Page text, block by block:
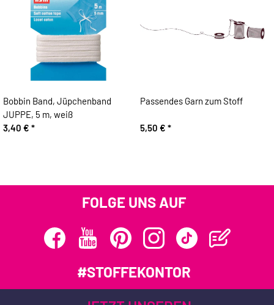
Bobbin Band, Jüpchenband
JUPPE, 5 m, weiß
3,40 € *
Passendes Garn zum Stoff
5,50 € *
FOLGE UNS AUF
#STOFFEKONTOR